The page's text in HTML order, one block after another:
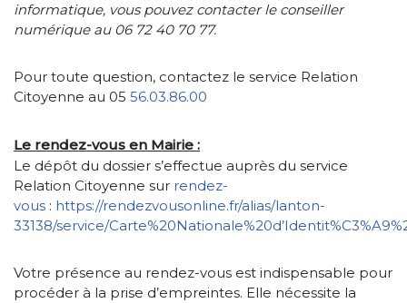
informatique, vous pouvez contacter le conseiller
numérique au 06 72 40 70 77.
Pour toute question, contactez le service Relation
Citoyenne au 05 56.03.86.00
Le rendez-vous en Mairie :
Le dépôt du dossier s’effectue auprès du service
Relation Citoyenne sur rendez-
vous : https://rendezvousonline.fr/alias/lanton-
33138/service/
Votre présence au rendez-vous est indispensable pour
procéder à la prise d’empreintes. Elle nécessite la